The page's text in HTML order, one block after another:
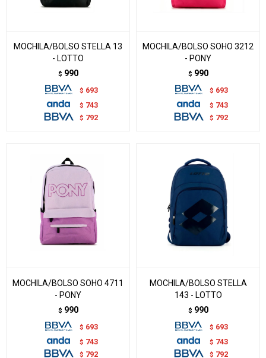
MOCHILA/BOLSO STELLA 13
- LOTTO
$ 990
$ 693
$ 743
$ 792
MOCHILA/BOLSO SOHO 3212
- PONY
$ 990
$ 693
$ 743
$ 792
MOCHILA/BOLSO SOHO 4711
- PONY
$ 990
$ 693
$ 743
$ 792
MOCHILA/BOLSO STELLA
143 - LOTTO
$ 990
$ 693
$ 743
$ 792